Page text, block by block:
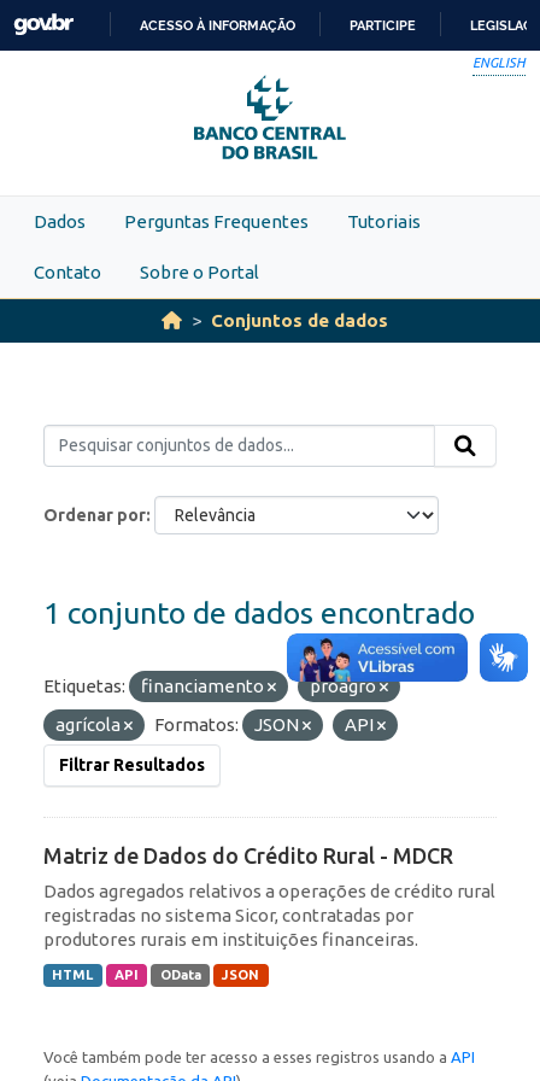
Skip to main content
PARA
O
CONTEÚDO
ACESSO À INFORMAÇÃO PARTICIPE
ENGLISH
Dados Perguntas Frequentes Tutoriais
Contato Sobre o Portal
Conjuntos de dados
Ordenar por
1 conjunto de dados encontrado
Etiquetas: financiamento
proagro
agrícola
Formatos: JSON API
Filtrar Resultados
Matriz de Dados do Crédito Rural - MDCR
Dados agregados relativos a operações de crédito rural
registradas no sistema Sicor, contratadas por
produtores rurais em instituições financeiras.
HTML API OData JSON
Você também pode ter acesso a esses registros usando a API